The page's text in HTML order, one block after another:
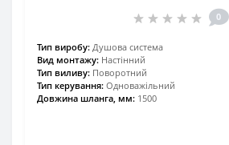
0
Тип виробу: Душова система
Вид монтажу: Настінний
Тип виливу: Поворотний
Тип керування: Одноважільний
Довжина шланга, мм: 1500